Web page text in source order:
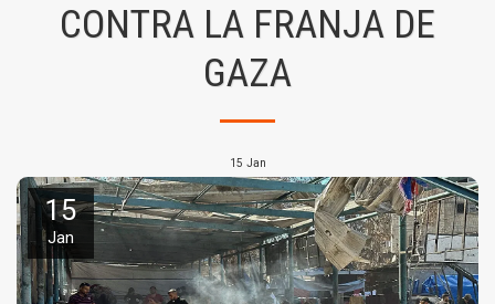
CONTRA LA FRANJA DE
GAZA
15 Jan
15
Jan